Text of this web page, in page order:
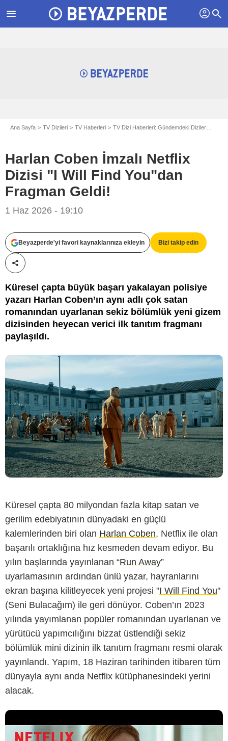
menu profil search
Ana Sayfa TV Dizileri TV Haberleri TV Dizi Haberleri: Gündemdeki Diziler
Harlan Coben İmzalı Netflix
Dizisi "I Will Find You"dan
Fragman Geldi!
1 Haz 2026 - 19:10
Beyazperde'yi favori kaynaklarınıza ekleyin Bizi takip edin
Paylaş!
Küresel çapta büyük başarı yakalayan polisiye
yazarı Harlan Coben’ın aynı adlı çok satan
romanından uyarlanan sekiz bölümlük yeni gizem
dizisinden heyecan verici ilk tanıtım fragmanı
paylaşıldı.
Küresel çapta 80 milyondan fazla kitap satan ve
gerilim edebiyatının dünyadaki en güçlü
kalemlerinden biri olan Harlan Coben, Netflix ile olan
başarılı ortaklığına hız kesmeden devam ediyor. Bu
yılın başlarında yayınlanan “Run Away”
uyarlamasının ardından ünlü yazar, hayranlarını
ekran başına kilitleyecek yeni projesi "I Will Find You"
(Seni Bulacağım) ile geri dönüyor. Coben’ın 2023
yılında yayımlanan popüler romanından uyarlanan ve
yürütücü yapımcılığını bizzat üstlendiği sekiz
bölümlük mini dizinin ilk tanıtım fragmanı resmi olarak
yayınlandı. Yapım, 18 Haziran tarihinden itibaren tüm
dünyayla aynı anda Netflix kütüphanesindeki yerini
alacak.